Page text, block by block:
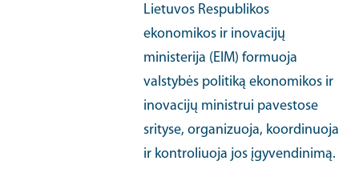
Lietuvos Respublikos
ekonomikos ir inovacijų
ministerija (EIM) formuoja
valstybės politiką ekonomikos ir
inovacijų ministrui pavestose
srityse, organizuoja, koordinuoja
ir kontroliuoja jos įgyvendinimą.